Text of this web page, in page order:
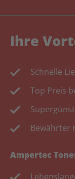
Ihre
Schnelle
Top Preis
Bewährter
Ampertec